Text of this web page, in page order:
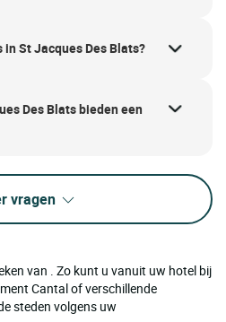
St Jacques Des Blats?
Des Blats bieden een
vragen
van . Zo kunt u vanuit uw hotel bij
Cantal of verschillende
steden volgens uw